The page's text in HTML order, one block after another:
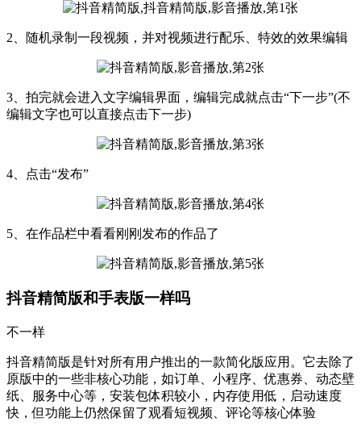
2、随机录制一段视频，并对视频进行配乐、特效的效果编辑
3、拍完就会进入文字编辑界面，编辑完成就点击“下一步”(不
编辑文字也可以直接点击下一步)
4、点击“发布”
5、在作品栏中看看刚刚发布的作品了
抖音精简版和手表版一样吗
不一样‌
抖音精简版是针对所有用户推出的一款简化版应用。它去除了
原版中的一些非核心功能，如订单、小程序、优惠券、动态壁
纸、服务中心等，安装包体积较小，内存使用低，启动速度
快，但功能上仍然保留了观看短视频、评论等核心体验‌